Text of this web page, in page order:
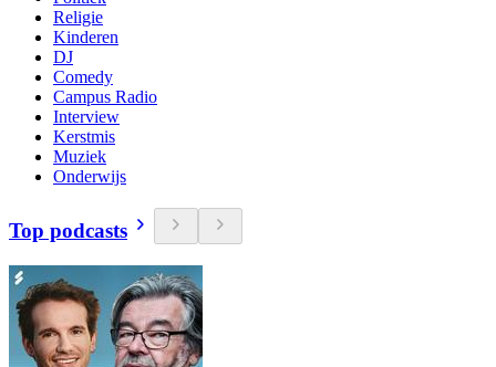
Religie
Kinderen
DJ
Comedy
Campus Radio
Interview
Kerstmis
Muziek
Onderwijs
Top podcasts